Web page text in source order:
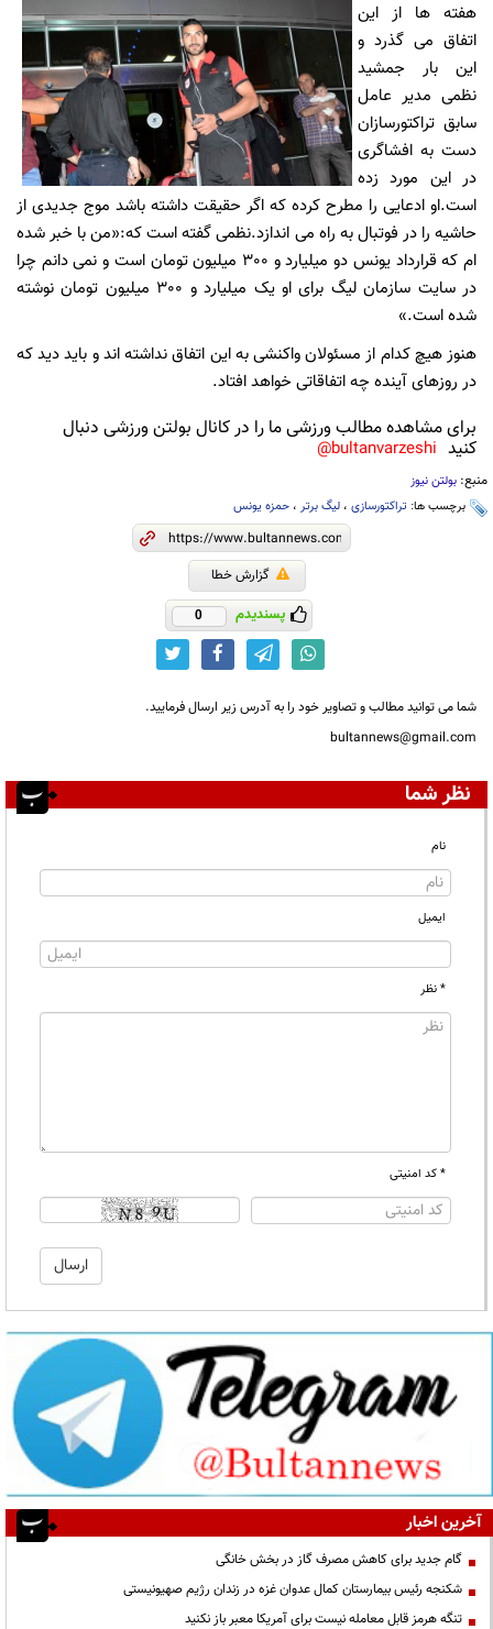
هفته ها از این
اتفاق می گذرد و
این بار جمشید
نظمی مدیر عامل
سابق تراکتورسازان
دست به افشاگری
در این مورد زده
است.او ادعایی را مطرح کرده که اگر حقیقت داشته باشد موج جدیدی از
حاشیه را در فوتبال به راه می اندازد.نظمی گفته است که:«من با خبر شده
ام که قرارداد یونس دو میلیارد و 300 میلیون تومان است و نمی دانم چرا
در سایت سازمان لیگ برای او یک میلیارد و 300 میلیون تومان نوشته
شده است.»
هنوز هیچ کدام از مسئولان واکنشی به این اتفاق نداشته اند و باید دید که
در روزهای آینده چه اتفاقاتی خواهد افتاد.
برای مشاهده مطالب ورزشی ما را در کانال بولتن ورزشی دنبال
کنید bultanvarzeshi@
منبع: بولتن نیوز
برچسب ها: تراکتورسازی ، لیگ برتر ، حمزه یونس
گزارش خطا
پسندیدم 0
شما می توانید مطالب و تصاویر خود را به آدرس زیر ارسال فرمایید.
bultannews@gmail.com
نظر شما
نام
ایمیل
* نظر
* کد امنیتی
آخرین اخبار
گام جدید برای کاهش مصرف گاز در بخش خانگی
شکنجه رئیس بیمارستان کمال عدوان غزه در زندان رژیم صهیونیستی
تنگه هرمز قابل معامله نیست برای آمریکا معبر باز نکنید